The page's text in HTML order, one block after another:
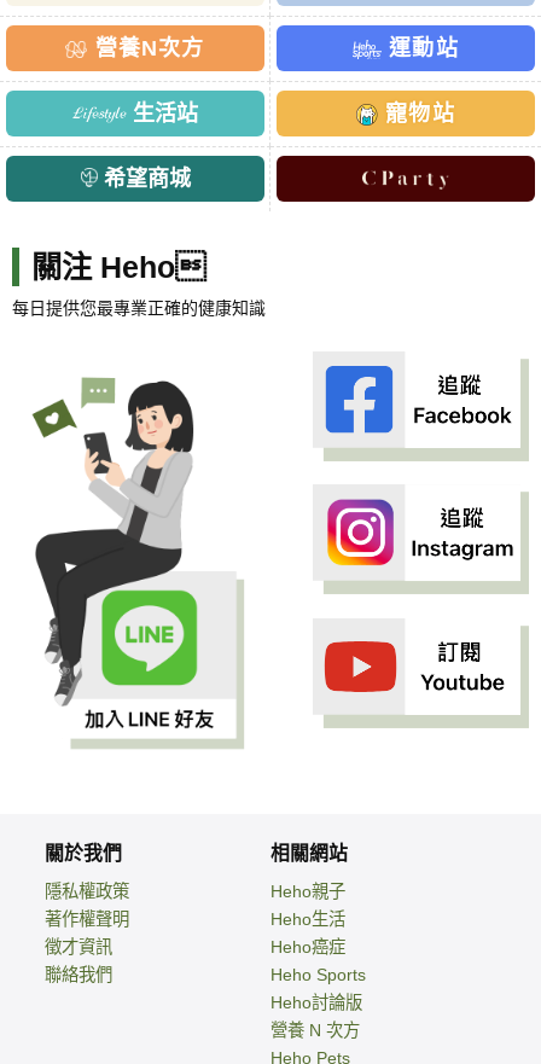
營養N次方 運動站
生活站 寵物站
希望商城
關注 Heho
每日提供您最專業正確的健康知識
關於我們
隱私權政策
著作權聲明
徵才資訊
聯絡我們
相關網站
Heho親子
Heho生活
Heho癌症
Heho Sports
Heho討論版
營養 N 次方
Heho Pets